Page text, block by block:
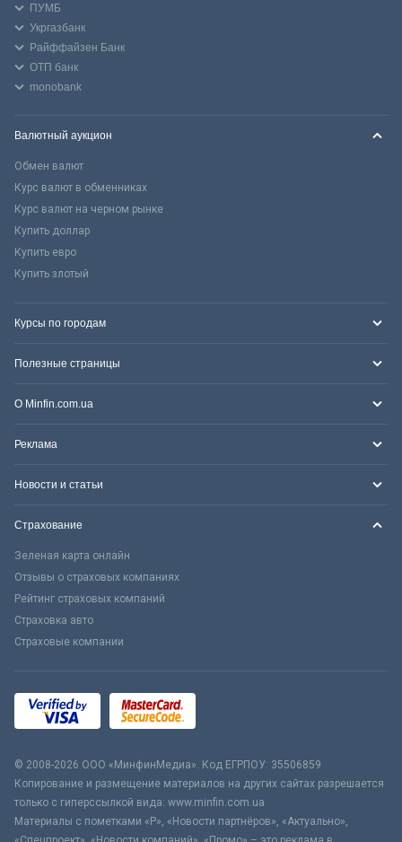
ПУМБ
Укргазбанк
Райффайзен Банк
ОТП банк
monobank
Валютный аукцион
Обмен валют
Курс валют в обменниках
Курс валют на черном рынке
Купить доллар
Купить евро
Купить злотый
Курсы по городам
Полезные страницы
О Minfin.com.ua
Реклама
Новости и статьи
Страхование
Зеленая карта онлайн
Отзывы о страховых компаниях
Рейтинг страховых компаний
Страховка авто
Страховые компании
© 2008-2026 ООО «МинфинМедиа». Код ЕГРПОУ: 35506859
Копирование и размещение материалов на других сайтах разрешается
только с гиперссылкой вида: www.minfin.com.ua
Материалы с пометками «Р», «Новости партнёров», «Актуально»,